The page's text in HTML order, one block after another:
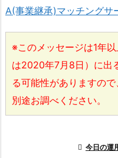
A(事業継承)マッチングサ
※このメッセージは1年
は2020年7月8日）に出
る可能性がありますの
別途お調べください。
 今日の運